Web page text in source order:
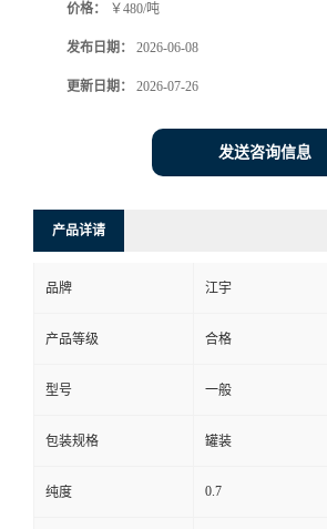
价格： ￥480/吨
发布日期： 2026-06-08
更新日期： 2026-07-26
发送咨询信息
产品详请
品牌 江宇
产品等级 合格
型号 一般
包装规格 罐装
纯度 0.7